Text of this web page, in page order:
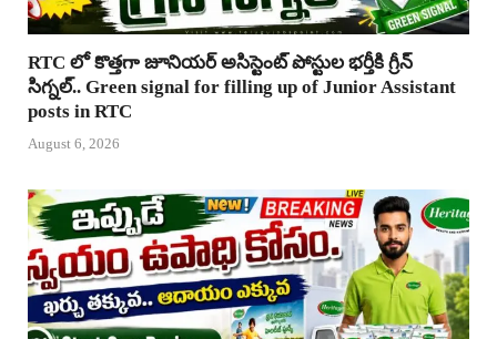
RTC లో కొత్తగా జూనియర్ అసిస్టెంట్ పోస్టుల భర్తీకి గ్రీన్
సిగ్నల్.. Green signal for filling up of Junior Assistant
posts in RTC
August 6, 2026